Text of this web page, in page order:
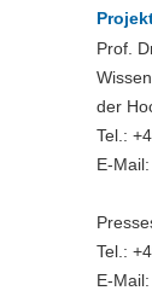
Prof.
der
Tel.:
E-Mail:
Tel.:
E-Mail: